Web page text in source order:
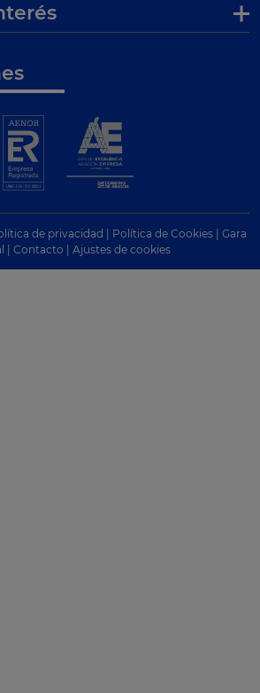
de privacidad Política de Cookies
Gara
Contacto Ajustes de cookies